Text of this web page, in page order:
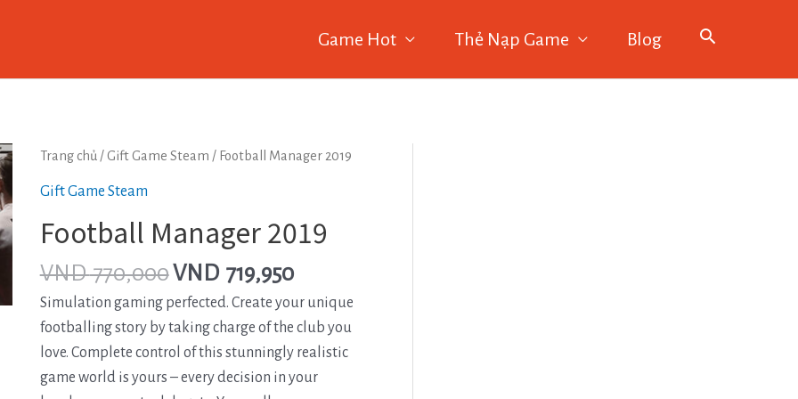
Game Hot Thẻ Nạp Game Blog
Trang chủ /Gift Game Steam / Football Manager 2019
Gift Game Steam
Football Manager 2019
VND770,000VND 719,950
Simulation gaming perfected. Create your unique
footballing story by taking charge of the club you
love. Complete control of this stunningly realistic
game world is yours – every decision in your